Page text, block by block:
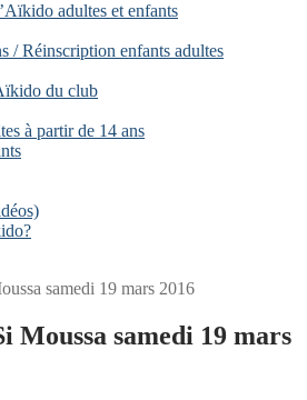
adultes et enfants
/ Réinscription enfants adultes
du club
à partir de 14 ans
samedi 19 mars 2016
Moussa samedi 19 mars